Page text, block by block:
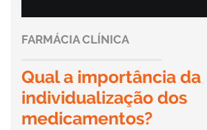
FARMÁCIA CLÍNICA
Qual a importância da
individualização dos
medicamentos?